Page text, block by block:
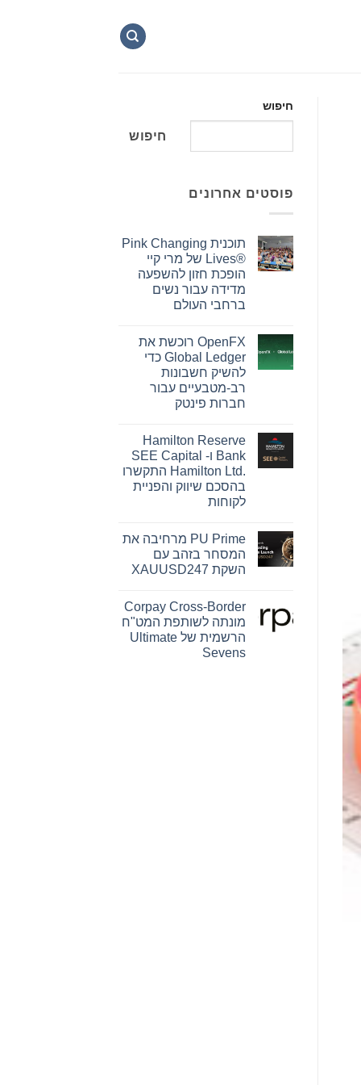
חיפוש
חיפוש
פוסטים אחרונים
תוכנית Pink Changing
Lives®‎ של מרי קיי
הופכת חזון להשפעה
מדידה עבור נשים
ברחבי העולם
על
תוכנית
Pink
Changing
Lives®‎
של
מרי
חזון
להשפעה
מדידה
עבור
נשים
ברחבי
העולם
OpenFX רוכשת את
Global Ledger כדי
להשיק חשבונות
רב-מטבעיים עבור
חברות פינטק
על
OpenFX
רוכשת
את
Global
Ledger
כדי
רב-מטבעיים
עבור
חברות
פינטק
Hamilton Reserve
Bank ו- SEE Capital
Hamilton Ltd.‎ התקשרו
בהסכם שיווק והפניית
לקוחות
על
Hamilton
Reserve
Bank
Capital
Hamilton
Ltd.‎
התקשרו
בהסכם
שיווק
PU Prime מרחיבה את
המסחר בזהב עם
השקת XAUUSD247
על
PU
Prime
מרחיבה
את
המסחר
Corpay Cross-Border
מונתה לשותפת המט"ח
הרשמית של Ultimate
Sevens